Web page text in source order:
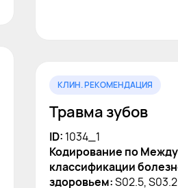
КЛИН. РЕКОМЕНДАЦИЯ
Травма зубов
ID: 1034_1
Кодирование по
классификации
здоровьем:S02.5, S03.2